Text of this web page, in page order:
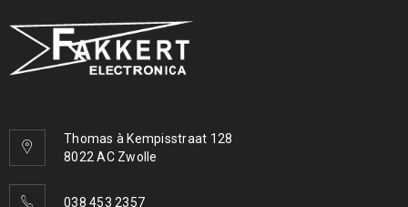
Thomas à Kempisstraat 128
8022 AC Zwolle
038 453 2357